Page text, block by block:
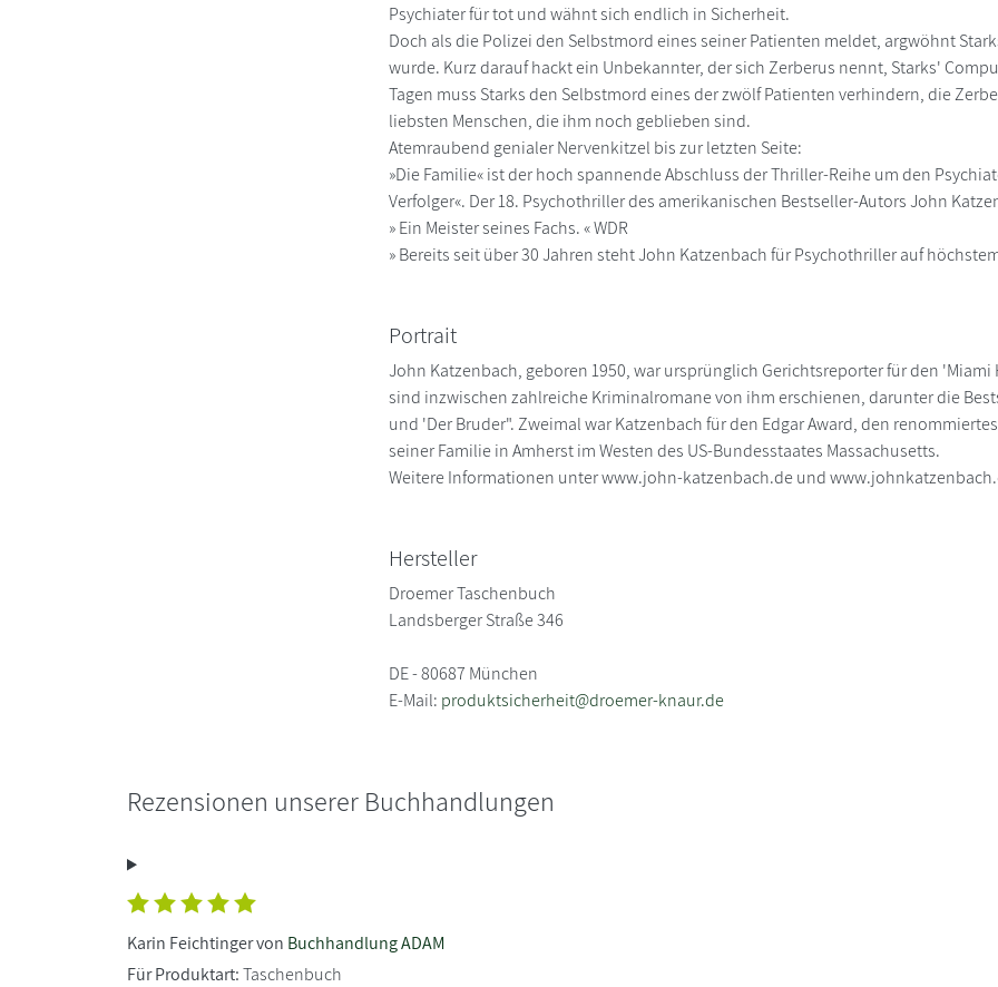
Psychiater für tot und wähnt sich endlich in Sicherheit.
Doch als die Polizei den Selbstmord eines seiner Patienten meldet, argwöhnt
wurde. Kurz darauf hackt ein Unbekannter, der sich Zerberus nennt, Starks'
Tagen muss Starks den Selbstmord eines der zwölf Patienten verhindern, die
liebsten Menschen, die ihm noch geblieben sind.
Atemraubend genialer Nervenkitzel bis zur letzten Seite:
»Die Familie« ist der hoch spannende Abschluss der Thriller-Reihe um den
Verfolger«. Der 18. Psychothriller des amerikanischen Bestseller-Autors John
» Ein Meister seines Fachs. « WDR
» Bereits seit über 30 Jahren steht John Katzenbach für Psychothriller auf
Portrait
John Katzenbach, geboren 1950, war ursprünglich Gerichtsreporter für den
sind inzwischen zahlreiche Kriminalromane von ihm erschienen, darunter die
und 'Der Bruder". Zweimal war Katzenbach für den Edgar Award, den
seiner Familie in Amherst im Westen des US-Bundesstaates Massachusetts.
Weitere Informationen unter www.john-katzenbach.de und
Hersteller
Droemer Taschenbuch
Landsberger Straße 346
DE - 80687 München
E-Mail: produktsicherheit@droemer-knaur.de
Rezensionen unserer Buchhandlungen
Karin Feichtinger von Buchhandlung ADAM
Für Produktart:Taschenbuch